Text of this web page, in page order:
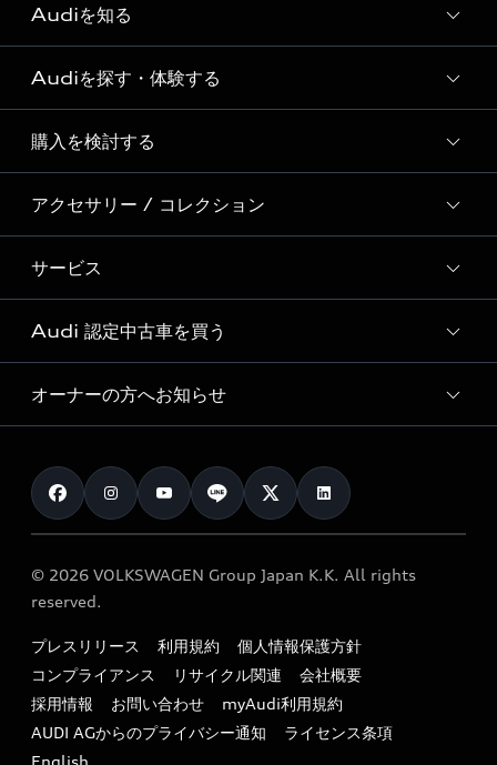
Audiを知る
Audi ブランド
Story of Progress
Audi Sport
Formula 1®
デジタルサービス
Audiを探す・体験する
ディーラー検索
新車在庫検索
試乗車・展示車検索
見積もり依頼
試乗予約
購入を検討する
モデル一覧
特別仕様モデル / 限定モデル
e-tronラインアップ
価格シミュレーション
車両比較
カタログ一覧
アクセサリー / コレクション
純正アクセサリー
オンラインショップ
Audi collection
アウディナビアプリ
サービス
サービス入庫予約
サービスプログラム
メンテナンス
車検 / 定期点検
e-tronアフターサポート
myAudi
Audi 認定中古車を買う
Audi認定中古車
クオリティ
保証
メンテナンス
ファイナンス
キャンペーン / イベント
買取査定
オーナーの方へお知らせ
お知らせ
オーナー様向けキャンペーン
特定整備適用車一覧
リサイクル法
よくある質問（FAQ）
© 2026 VOLKSWAGEN Group Japan K.K. All rights
reserved.
プレスリリース 利用規約
個人情報保護方針
コンプライアンス
リサイクル関連
会社概要
採用情報
お問い合わせ
myAudi利用規約
AUDI AGからのプライバシー通知
ライセンス条項
English